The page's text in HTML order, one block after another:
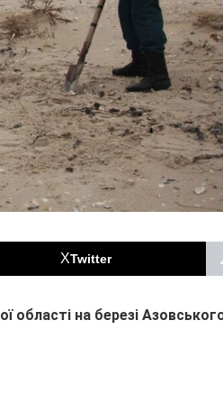
Twitter
області на березі